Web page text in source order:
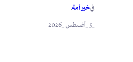
فيخير أمة.
_5 _أغسطس _2026